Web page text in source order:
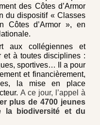
des Côtes d’Armor
du dispositif « Classes
Côtes d’Armor », en
aux collégiennes et
et à toutes disciplines :
sportives… Il a pour
et financièrement,
la mise en place
A ce jour, l’appel à
plus de 4700 jeunes
la biodiversité et du